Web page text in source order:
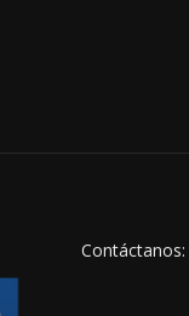
Contáctanos: